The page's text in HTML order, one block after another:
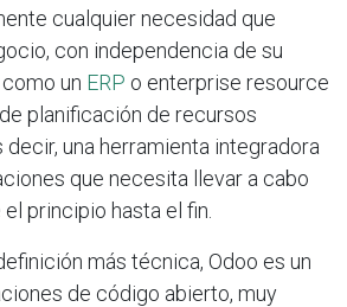
cualquier necesidad que
con independencia de su
un ERP o enterprise resource
planificación de recursos
una herramienta integradora
que necesita llevar a cabo
principio hasta el fin.
más técnica, Odoo es un
de código abierto, muy